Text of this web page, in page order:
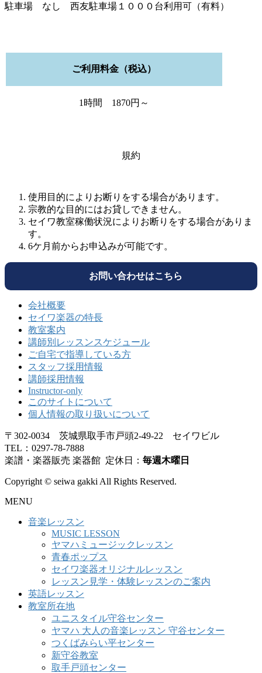
駐車場 なし 西友駐車場１０００台利用可（有料）
ご利用料金（税込）
1時間 1870円～
規約
使用目的によりお断りをする場合があります。
宗教的な目的にはお貸しできません。
セイワ教室稼働状況によりお断りをする場合がありま
す。
6ケ月前からお申込みが可能です。
お問い合わせはこちら
会社概要
セイワ楽器の特長
教室案内
講師別レッスンスケジュール
ご自宅で指導している方
スタッフ採用情報
講師採用情報
Instructor-only
このサイトについて
個人情報の取り扱いについて
〒302-0034 茨城県取手市戸頭2-49-22 セイワビル
TEL：0297-78-7888
楽譜・楽器販売 楽器館 定休日： 毎週木曜日
Copyright © seiwa gakki All Rights Reserved.
MENU
音楽レッスン
MUSIC LESSON
ヤマハミュージックレッスン
青春ポップス
セイワ楽器オリジナルレッスン
レッスン見学・体験レッスンのご案内
英語レッスン
教室所在地
ユニスタイル守谷センター
ヤマハ 大人の音楽レッスン 守谷センター
つくばみらい平センター
新守谷教室
取手戸頭センター